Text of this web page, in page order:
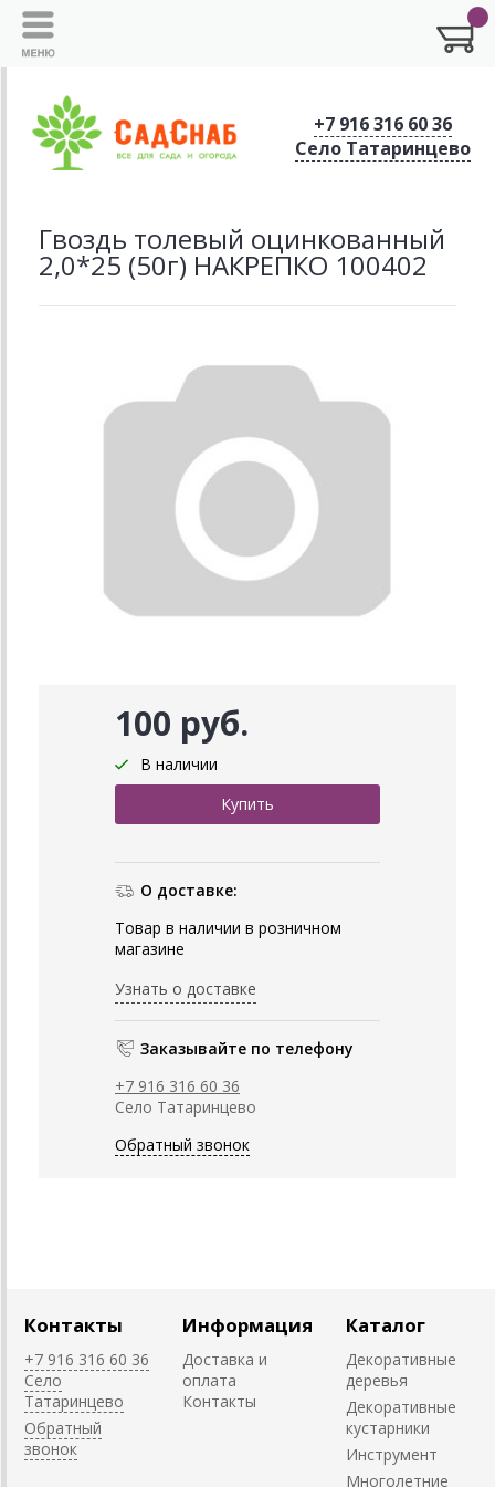
+7 916 316 60 36
Село Татаринцево
Гвоздь толевый оцинкованный
2,0*25 (50г) НАКРЕПКО 100402
100 руб.
В наличии
О доставке:
Товар в наличии в розничном
магазине
Узнать о доставке
Заказывайте по телефону
+7 916 316 60 36
Село Татаринцево
Обратный звонок
Контакты
+7 916 316 60 36
Село
Татаринцево
Обратный
звонок
Информация
Доставка и
оплата
Контакты
Каталог
Декоративные
деревья
Декоративные
кустарники
Инструмент
Многолетние